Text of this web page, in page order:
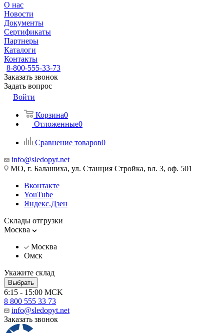
О нас
Новости
Документы
Сертификаты
Партнеры
Каталоги
Контакты
8-800-555-33-73
Заказать звонок
Задать вопрос
Войти
Корзина0
Отложенные0
Сравнение товаров0
info@sledopyt.net
МО, г. Балашиха, ул. Станция Стройка, вл. 3, оф. 501
Вконтакте
YouTube
Яндекс.Дзен
Склады отгрузки
Москва
Москва
Омск
Укажите склад
Выбрать
6:15 - 15:00 MCK
8 800 555 33 73
info@sledopyt.net
Заказать звонок